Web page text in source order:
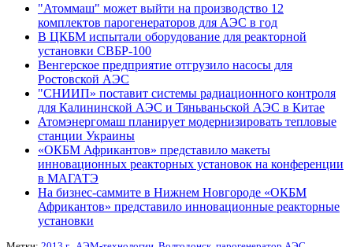
"Атоммаш" может выйти на производство 12
комплектов парогенераторов для АЭС в год
В ЦКБМ испытали оборудование для реакторной
установки СВБР-100
Венгерское предприятие отгрузило насосы для
Ростовской АЭС
"СНИИП» поставит системы радиационного контроля
для Калининской АЭС и Тяньваньской АЭС в Китае
Атомэнергомаш планирует модернизировать тепловые
станции Украины
«ОКБМ Африкантов» представило макеты
инновационных реакторных установок на конференции
в МАГАТЭ
На бизнес-саммите в Нижнем Новгороде «ОКБМ
Африкантов» представило инновационные реакторные
установки